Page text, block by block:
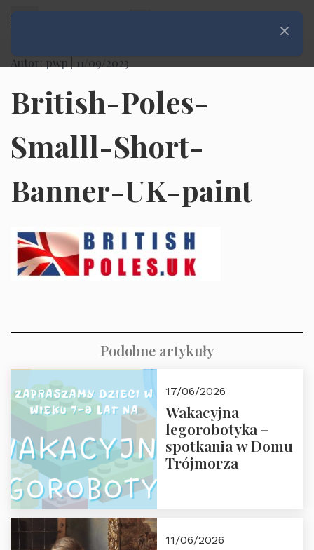
Autor: pwp | 11/09/2023
British-Poles-
Smalll-Short-
Banner-UK-paint
Podobne artykuły
17/06/2026
Wakacyjna
legorobotyka –
spotkania w Domu
Trójmorza
11/06/2026
Zamknij